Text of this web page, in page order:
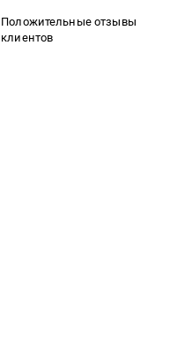
Положительные отзывы
клиентов